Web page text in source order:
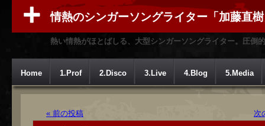
情熱のシンガーソングライター「加藤直
熱い情熱がほとばしる、大型シンガーソングライター。圧倒
Home 1.Prof 2.Disco 3.Live 4.Blog 5.Media
« 前の投稿 次